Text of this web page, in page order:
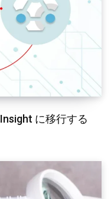
に移行する